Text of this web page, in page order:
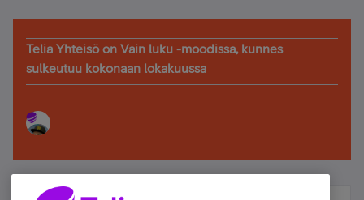
Telia Yhteisö on Vain luku -moodissa, kunnes
sulkeutuu kokonaan lokakuussa